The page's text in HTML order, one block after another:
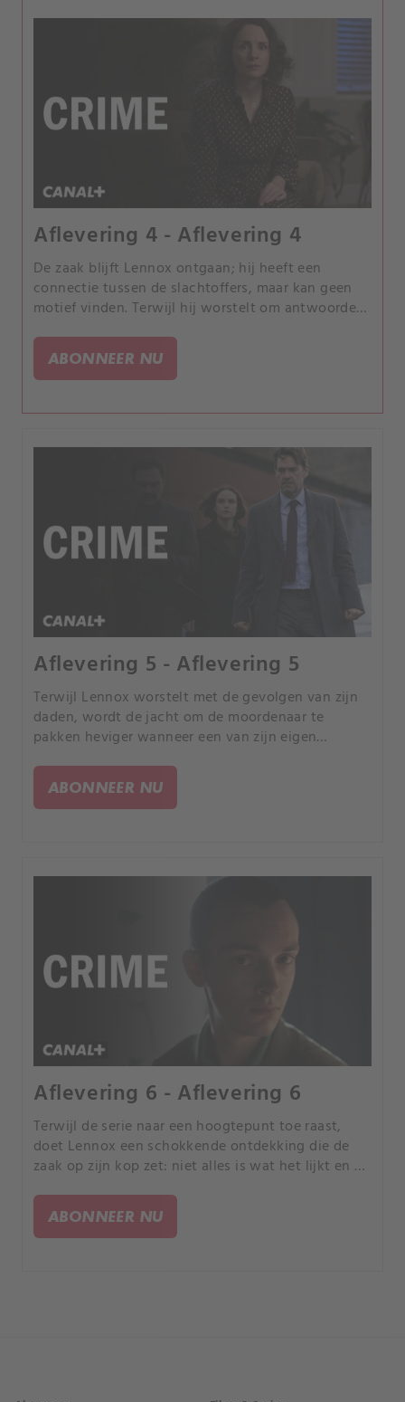
Aflevering 4 - Aflevering 4
De zaak blijft Lennox ontgaan; hij heeft een
connectie tussen de slachtoffers, maar kan geen
motief vinden. Terwijl hij worstelt om antwoorden
hard terug.
ABONNEER NU
Aflevering 5 - Aflevering 5
Terwijl Lennox worstelt met de gevolgen van zijn
daden, wordt de jacht om de moordenaar te
pakken heviger wanneer een van zijn eigen
Drummond blikken terug op een zaak uit 1992.
ABONNEER NU
Aflevering 6 - Aflevering 6
Terwijl de serie naar een hoogtepunt toe raast,
doet Lennox een schokkende ontdekking die de
zaak op zijn kop zet: niet alles is wat het lijkt en de
ABONNEER NU